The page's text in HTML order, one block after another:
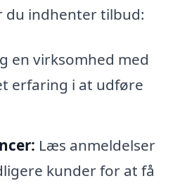
du indhenter tilbud:
en virksomhed med
erfaring i at udføre
Læs anmeldelser
kunder for at få